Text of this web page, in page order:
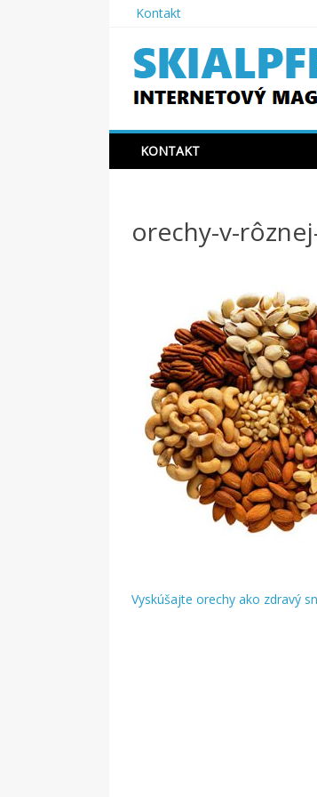
content
Kontakt
KONTAKT
orechy-v-
Vyskúšajte orechy ako zdravý